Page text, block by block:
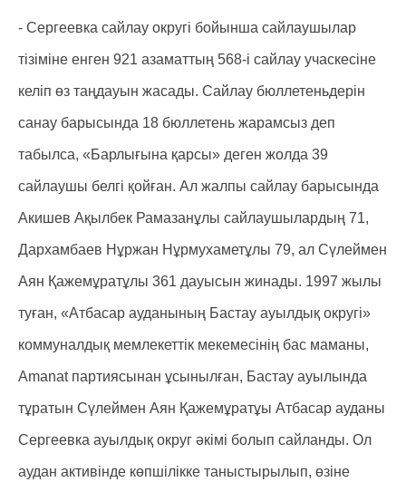
- Сергеевка сайлау округі бойынша сайлаушылар
тізіміне енген 921 азаматтың 568-і сайлау учаскесіне
келіп өз таңдауын жасады. Сайлау бюллетеньдерін
санау барысында 18 бюллетень жарамсыз деп
табылса, «Барлығына қарсы» деген жолда 39
сайлаушы белгі қойған. Ал жалпы сайлау барысында
Акишев Ақылбек Рамазанұлы сайлаушылардың 71,
Дархамбаев Нұржан Нұрмухаметұлы 79, ал Сүлеймен
Аян Қажемұратұлы 361 дауысын жинады. 1997 жылы
туған, «Атбасар ауданының Бастау ауылдық округі»
коммуналдық мемлекеттік мекемесінің бас маманы,
Amanat партиясынан ұсынылған, Бастау ауылында
тұратын Сүлеймен Аян Қажемұратұы Атбасар ауданы
Сергеевка ауылдық округ әкімі болып сайланды. Ол
аудан активінде көпшілікке таныстырылып, өзіне